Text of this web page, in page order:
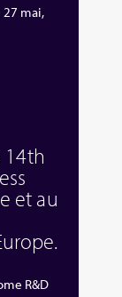
27 mai,
14th
et au
R&D